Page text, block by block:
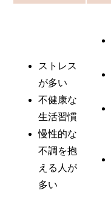
ストレス
が多い
不健康な
生活習慣
慢性的な
不調を抱
える人が
多い